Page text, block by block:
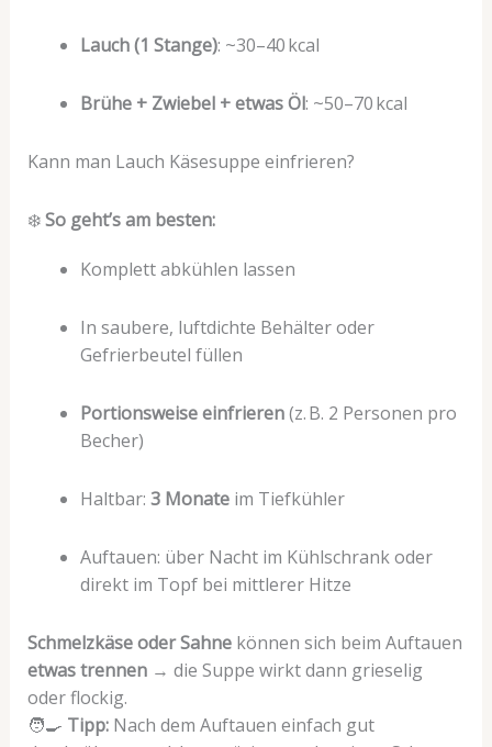
Lauch (1 Stange): ~30–40 kcal
Brühe + Zwiebel + etwas Öl: ~50–70 kcal
Kann man Lauch Käsesuppe einfrieren?
❄️So geht’s am besten:
Komplett abkühlen lassen
In saubere, luftdichte Behälter oder
Gefrierbeutel füllen
Portionsweise einfrieren(z. B. 2 Personen pro
Becher)
Haltbar: 3 Monateim Tiefkühler
Auftauen: über Nacht im Kühlschrank oder
direkt im Topf bei mittlerer Hitze
Schmelzkäse oder Sahnekönnen sich beim Auftauen
etwas trennen→ die Suppe wirkt dann grieselig
oder flockig.
🧑‍🍳 Tipp:Nach dem Auftauen einfach gut